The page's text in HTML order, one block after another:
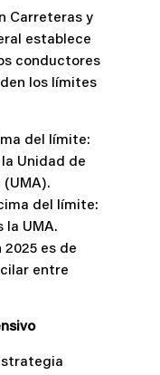
Carreteras y
establece
conductores
los límites
del límite:
Unidad de
del límite:
la UMA.
2025 es de
entre